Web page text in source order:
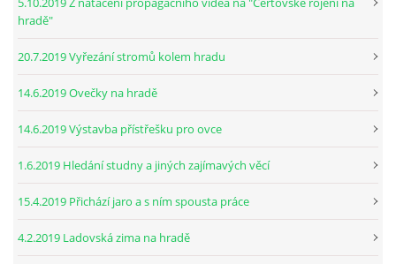
hradě"
20.7.2019 Vyřezání stromů kolem hradu
14.6.2019 Ovečky na hradě
14.6.2019 Výstavba přístřešku pro ovce
1.6.2019 Hledání studny a jiných zajímavých věcí
15.4.2019 Přichází jaro a s ním spousta práce
4.2.2019 Ladovská zima na hradě